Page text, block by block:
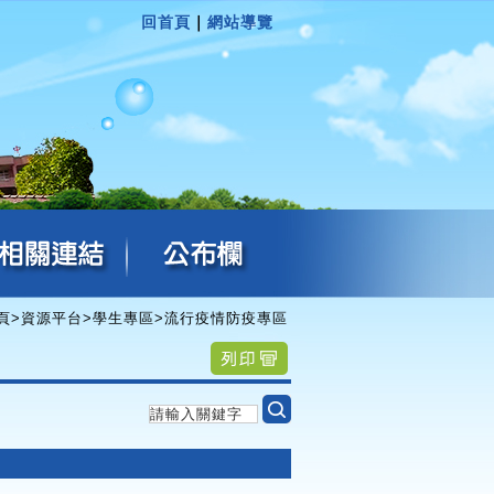
回首頁 網站導覽
> 資源平台>學生專區>流行疫情防疫專區